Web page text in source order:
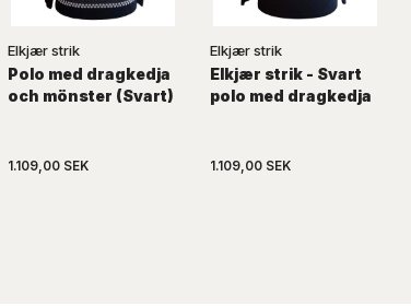
Elkjær strik
Polo med dragkedja
och mönster (Svart)
1.109,00 SEK
Elkjær strik
Elkjær strik - Svart
polo med dragkedja
1.109,00 SEK